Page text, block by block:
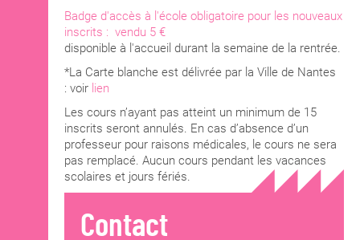
Badge d'accès à l'école obligatoire pour les nouveaux
inscrits : vendu 5 €
disponible à l'accueil durant la semaine de la rentrée.
*La Carte blanche est délivrée par la Ville de Nantes
: voir lien
Les cours n’ayant pas atteint un minimum de 15
inscrits seront annulés. En cas d’absence d’un
professeur pour raisons médicales, le cours ne sera
pas remplacé. Aucun cours pendant les vacances
scolaires et jours fériés.
Contact